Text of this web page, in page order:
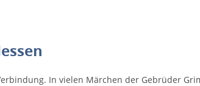
In vielen Märchen der Gebrüder